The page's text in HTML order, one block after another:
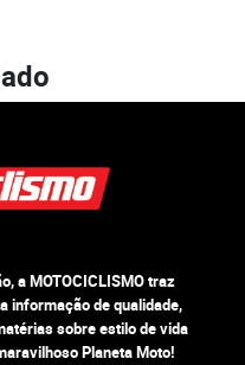
a MOTOCICLISMO traz
informação de qualidade,
sobre estilo de vida
Planeta Moto!